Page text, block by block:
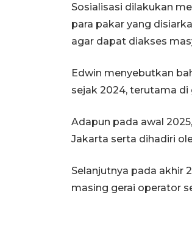
Sosialisasi dilakukan
para pakar yang
agar dapat diakses
Edwin menyebutkan
sejak 2024, terutama
Adapun pada awal
Jakarta serta dihadiri
Selanjutnya pada akhir
masing gerai operator